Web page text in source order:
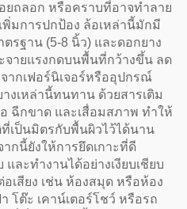
ยถลอก หรือคราบที่อาจทำลาย
พิ่มการปกป้อง ล้อเหล่านี้มักมี
รฐาน (5-8 นิ้ว) และดอกยาง
จายแรงกดบนพื้นที่กว้างขึ้น ลด
ากเฟอร์นิเจอร์หรืออุปกรณ์
เหล่านี้ทนทาน ด้วยสารเติม
ฉีกขาด และเสื่อมสภาพ ทำให้
เป็นมิตรกับพื้นผิวไว้ได้นาน
กนี้ยังให้การยึดเกาะที่ดี
ละทำงานได้อย่างเงียบเชียบ
เสียง เช่น ห้องสมุด หรือห้อง
โต๊ะ เคาน์เตอร์โชว์ หรือรถ